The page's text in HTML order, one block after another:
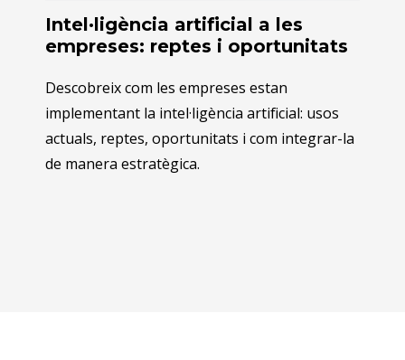
Intel·ligència artificial a les
empreses: reptes i oportunitats
Descobreix com les empreses estan
implementant la intel·ligència artificial: usos
actuals, reptes, oportunitats i com integrar-la
de manera estratègica.